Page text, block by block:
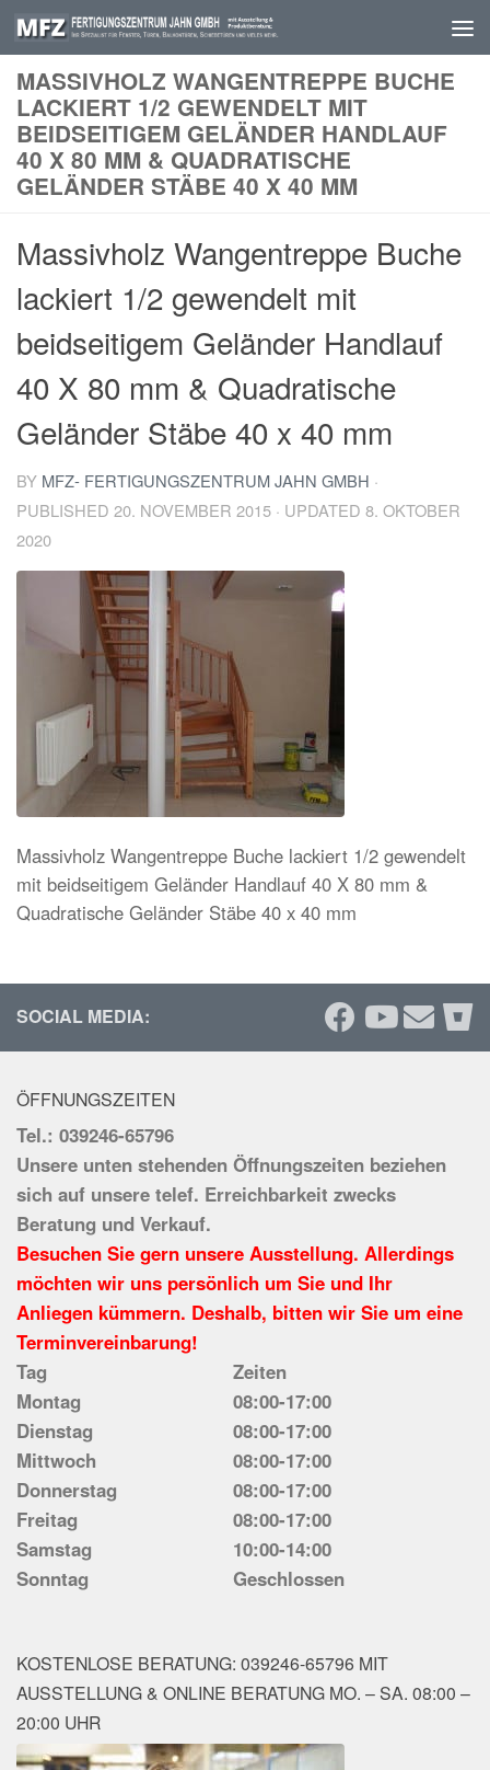
Skip to content
MASSIVHOLZ WANGENTREPPE BUCHE
LACKIERT 1/2 GEWENDELT MIT
BEIDSEITIGEM GELÄNDER HANDLAUF
40 X 80 MM & QUADRATISCHE
GELÄNDER STÄBE 40 X 40 MM
Massivholz Wangentreppe Buche
lackiert 1/2 gewendelt mit
beidseitigem Geländer Handlauf
40 X 80 mm & Quadratische
Geländer Stäbe 40 x 40 mm
BY MFZ- FERTIGUNGSZENTRUM JAHN GMBH ·
PUBLISHED 20. NOVEMBER 2015 · UPDATED 8. OKTOBER
2020
Massivholz Wangentreppe Buche lackiert 1/2 gewendelt
mit beidseitigem Geländer Handlauf 40 X 80 mm &
Quadratische Geländer Stäbe 40 x 40 mm
SOCIAL MEDIA:
ÖFFNUNGSZEITEN
Tel.: 039246-65796
Unsere unten stehenden Öffnungszeiten beziehen
sich auf unsere telef. Erreichbarkeit zwecks
Beratung und Verkauf.
Besuchen Sie gern unsere Ausstellung. Allerdings
möchten wir uns persönlich um Sie und Ihr
Anliegen kümmern. Deshalb, bitten wir Sie um eine
Terminvereinbarung!
Tag
Zeiten
Montag
08:00-17:00
Dienstag
08:00-17:00
Mittwoch
08:00-17:00
Donnerstag
08:00-17:00
Freitag
08:00-17:00
Samstag
10:00-14:00
Sonntag
Geschlossen
KOSTENLOSE BERATUNG: 039246-65796 MIT
AUSSTELLUNG & ONLINE BERATUNG MO. – SA. 08:00 –
20:00 UHR